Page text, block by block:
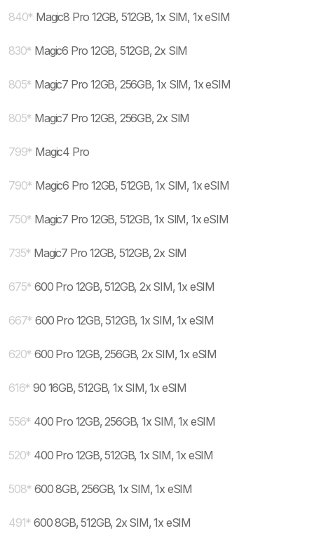
840* Magic8 Pro 12GB, 512GB, 1x SIM, 1x eSIM
830* Magic6 Pro 12GB, 512GB, 2x SIM
805* Magic7 Pro 12GB, 256GB, 1x SIM, 1x eSIM
805* Magic7 Pro 12GB, 256GB, 2x SIM
799* Magic4 Pro
790* Magic6 Pro 12GB, 512GB, 1x SIM, 1x eSIM
750* Magic7 Pro 12GB, 512GB, 1x SIM, 1x eSIM
735* Magic7 Pro 12GB, 512GB, 2x SIM
675* 600 Pro 12GB, 512GB, 2x SIM, 1x eSIM
667* 600 Pro 12GB, 512GB, 1x SIM, 1x eSIM
620* 600 Pro 12GB, 256GB, 2x SIM, 1x eSIM
616* 90 16GB, 512GB, 1x SIM, 1x eSIM
556* 400 Pro 12GB, 256GB, 1x SIM, 1x eSIM
520* 400 Pro 12GB, 512GB, 1x SIM, 1x eSIM
508* 600 8GB, 256GB, 1x SIM, 1x eSIM
491* 600 8GB, 512GB, 2x SIM, 1x eSIM